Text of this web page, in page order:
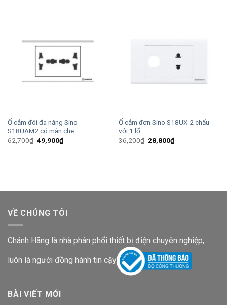
Ổ cắm đôi đa năng Sino
S18UAM2 có màn che
62,700₫ Giá
gốc
49,900₫Giá
hiện
Ổ cắm đơn Sino S18UX 2 chấu
với 1 lổ
36,200₫ Giá
gốc
28,800₫Giá
hiện
VỀ CHÚNG TÔI
Chánh Hãng là nhà phân phối thiết bị điện chuyên nghiệp,
luôn là người đồng hành tin cậy
BÀI VIẾT MỚI